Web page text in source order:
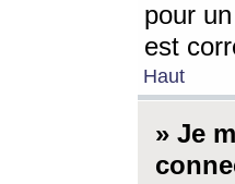
pour
est
Haut
» Je